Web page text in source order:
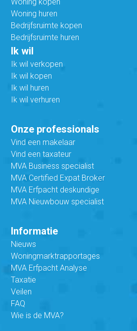
Woning huren
Bedrijfsruimte kopen
Bedrijfsruimte huren
Ik wil
Ik wil verkopen
Ik wil kopen
Ik wil huren
Ik wil verhuren
Onze professionals
Vind een makelaar
Vind een taxateur
MVA Business specialist
MVA Certified Expat Broker
MVA Erfpacht deskundige
MVA Nieuwbouw specialist
Informatie
Nieuws
Woningmarktrapportages
MVA Erfpacht Analyse
Taxatie
Veilen
FAQ
Wie is de MVA?